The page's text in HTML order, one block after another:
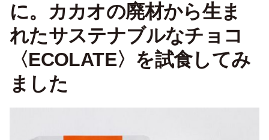
に。カカオの廃材から生ま
れたサステナブルなチョコ
〈ECOLATE〉を試食してみ
ました